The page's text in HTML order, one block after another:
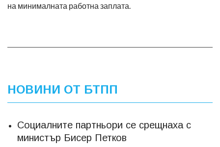
на минималната работна заплата.
НОВИНИ ОТ БТПП
Социалните партньори се срещнаха с
министър Бисер Петков